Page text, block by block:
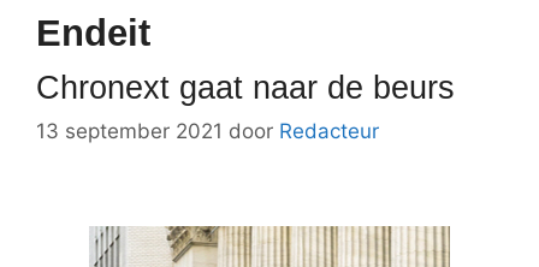
Endeit
Chronext gaat naar de beurs
13 september 2021 door Redacteur